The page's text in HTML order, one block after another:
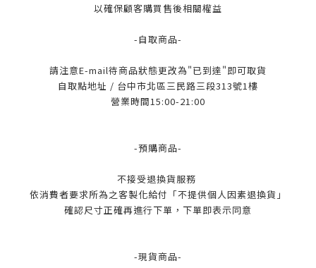
以確保顧客購買售後相關權益
-自取商品-
請注意E-mail待商品狀態更改為"已到達"即可取貨
自取點地址 / 台中市北區三民路三段313號1樓
營業時間15:00-21:00
-預購商品-
不接受退換貨服務
依消費者要求所為之客製化給付「不提供個人因素退換貨」
確認尺寸正確再進行下單，下單即表示同意
-現貨商品-